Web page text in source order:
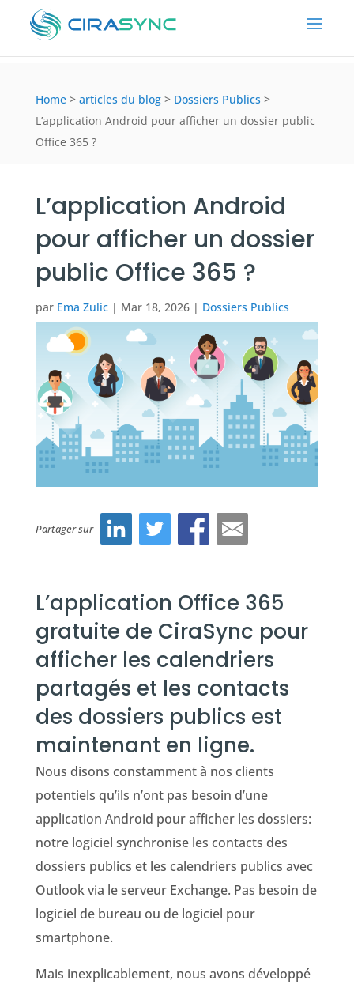
Home > articles du blog > Dossiers Publics >
L’application Android pour afficher un dossier public
Office 365 ?
L’application Android
pour afficher un dossier
public Office 365 ?
par Ema Zulic| Mar 18, 2026| Dossiers Publics
Partager sur
L’application Office 365
gratuite de CiraSync pour
afficher les calendriers
partagés et les contacts
des dossiers publics est
maintenant en ligne.
Nous disons constamment à nos clients
potentiels qu’ils n’ont pas besoin d’une
application Android pour afficher les dossiers:
notre logiciel synchronise les contacts des
dossiers publics et les calendriers publics avec
Outlook via le serveur Exchange. Pas besoin de
logiciel de bureau ou de logiciel pour
smartphone.
Mais inexplicablement, nous avons développé